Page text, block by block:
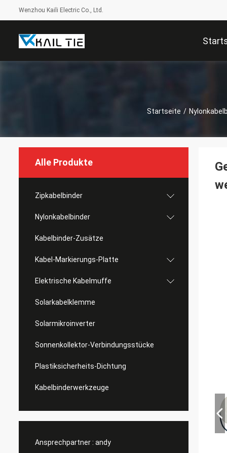
Wenzhou Kaili Electric Co., Ltd.
Startseite /
Alle Produkte
Zipkabelbinder
Nylonkabelbinder
Kabelbinder-Zusätze
Kabel-Markierungs-Platte
Elektrische Kabelmuffe
Solarkabelklemme
Solarmikroinverter
Sonnenkollektor-Verbindungsstücke
Plastiksicherheits-Dichtung
Kabelbinderwerkzeuge
Ansprechpartner : andy